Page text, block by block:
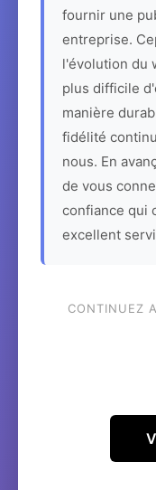
fournir une
entreprise.
l'évolution du
plus difficile
manière
fidélité
nous. En
de vous
confiance qui
excellent
CONTINUEZ